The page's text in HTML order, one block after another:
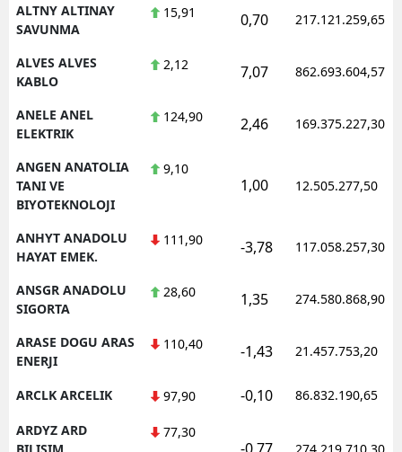
ALTNY ALTINAY
SAVUNMA
15,91 0,70 217.121.259,65
ALVES ALVES
KABLO
2,12 7,07 862.693.604,57
ANELE ANEL
ELEKTRIK
124,90 2,46 169.375.227,30
ANGEN ANATOLIA
TANI VE
BIYOTEKNOLOJI
9,10
1,00 12.505.277,50
ANHYT ANADOLU
HAYAT EMEK.
111,90 -3,78 117.058.257,30
ANSGR ANADOLU
SIGORTA
28,60 1,35 274.580.868,90
ARASE DOGU ARAS
ENERJI
110,40 -1,43 21.457.753,20
ARCLK ARCELIK 97,90 -0,10 86.832.190,65
ARDYZ ARD
BILISIM
77,30
-0,77 274.219.710,30